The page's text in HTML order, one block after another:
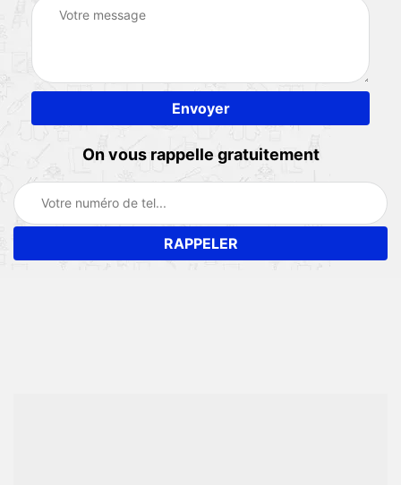
On vous rappelle gratuitement